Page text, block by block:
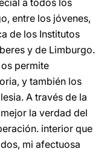
a todos los
entre los jóvenes,
de los Institutos
y de Limburgo.
permite
y también los
A través de la
la verdad del
interior que
mi afectuosa